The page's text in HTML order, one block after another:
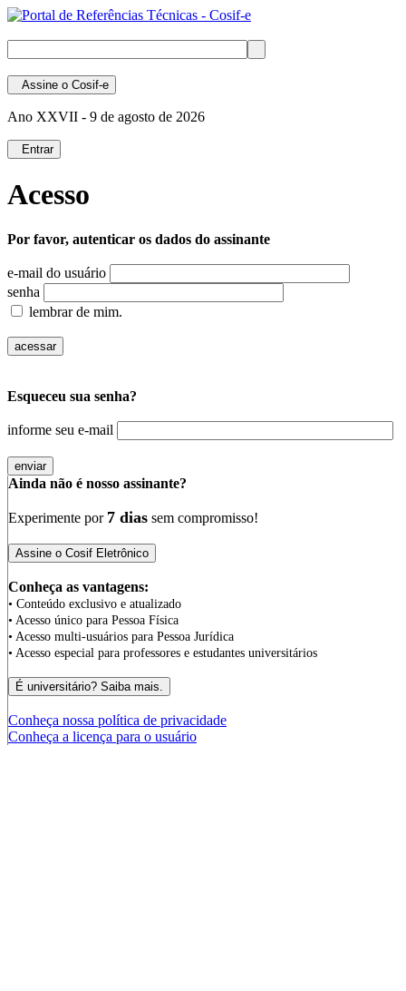
Assine o Cosif-e
Ano XXVII - 9 de agosto de 2026
Entrar
Acesso
Por favor, autenticar os dados do assinante
e-mail do usuário
senha
lembrar de mim.
Esqueceu sua senha?
informe seu e-mail
Ainda não é nosso assinante?
Experimente por 7 dias sem compromisso!
Conheça as vantagens:
• Conteúdo exclusivo e atualizado
• Acesso único para Pessoa Física
• Acesso multi-usuários para Pessoa Jurídica
• Acesso especial para professores e estudantes universitários
Conheça nossa política de privacidade
Conheça a licença para o usuário